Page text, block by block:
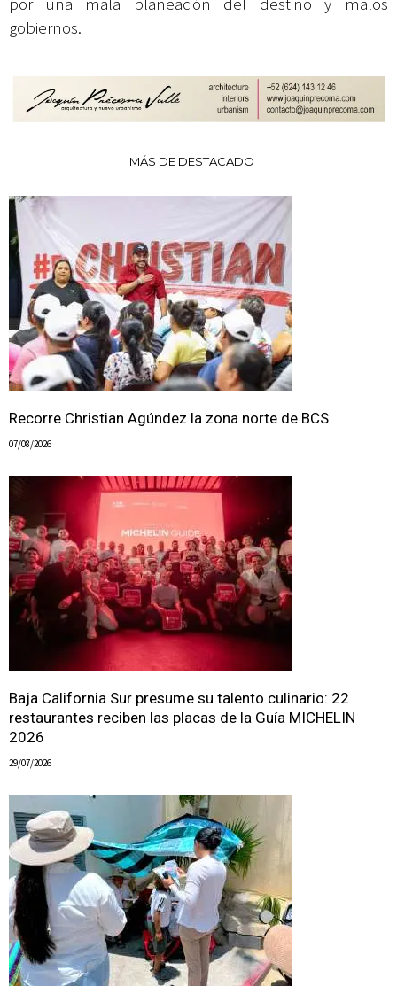
gobiernos.
MÁS DE DESTACADO
Recorre Christian Agúndez la zona norte de BCS
07/08/2026
Baja California Sur presume su talento culinario: 22
restaurantes reciben las placas de la Guía MICHELIN
2026
29/07/2026